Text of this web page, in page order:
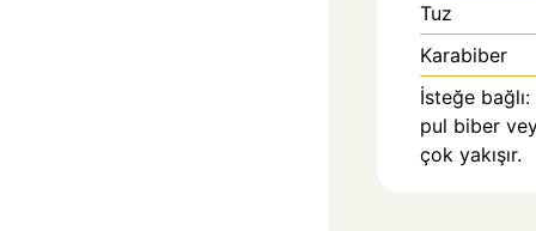
Tuz
Karabiber
İsteğe
pul biber
çok yakışır.